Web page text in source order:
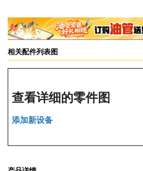
相关配件列表图
查看详细的零件图
添加新设备